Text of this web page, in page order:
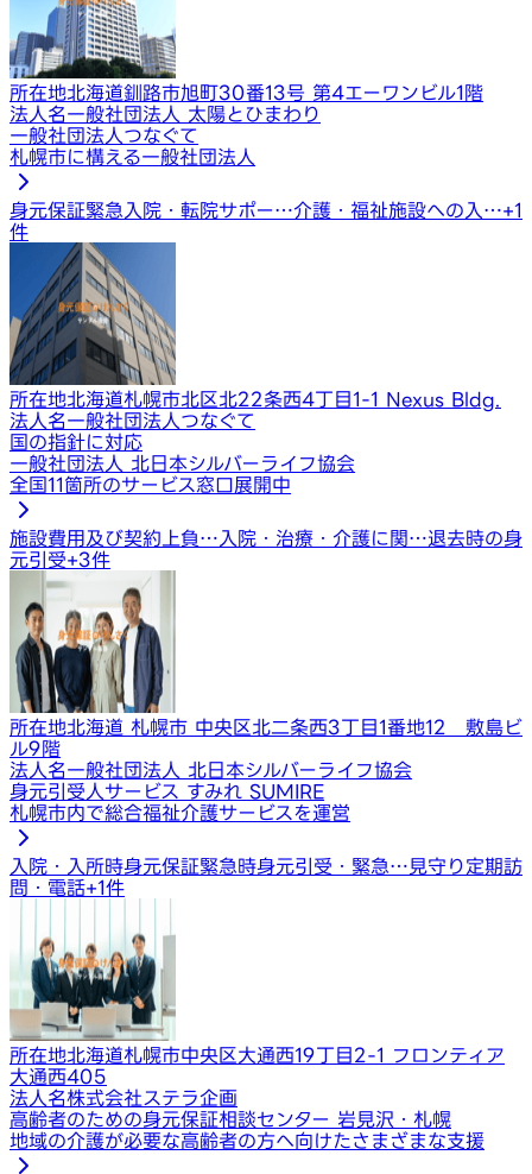
所在地北海道釧路市旭町30番13号 第4エーワンビル1階
法人名一般社団法人 太陽とひまわり
一般社団法人つなぐて
札幌市に構える一般社団法人
身元保証緊急入院・転院サポー…介護・福祉施設への入…+1
件
所在地北海道札幌市北区北22条西4丁目1-1 Nexus Bldg.
法人名一般社団法人つなぐて
国の指針に対応
一般社団法人 北日本シルバーライフ協会
全国11箇所のサービス窓口展開中
施設費用及び契約上負… 入院・治療・介護に関…退去時の身
元引受+3件
所在地北海道 札幌市 中央区北二条西3丁目1番地12 敷島ビ
ル9階
法人名一般社団法人 北日本シルバーライフ協会
身元引受人サービス すみれ SUMIRE
札幌市内で総合福祉介護サービスを運営
入院・入所時身元保証緊急時身元引受・緊急…見守り定期訪
問・電話+1件
所在地北海道札幌市中央区大通西19丁目2-1 フロンティア
大通西405
法人名株式会社ステラ企画
高齢者のための身元保証相談センター 岩見沢・札幌
地域の介護が必要な高齢者の方へ向けたさまざまな支援